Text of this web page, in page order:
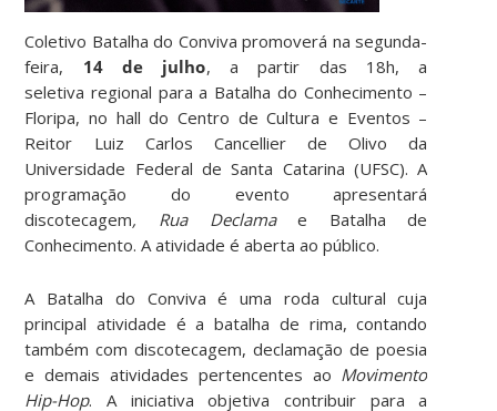
Coletivo Batalha do Conviva promoverá na segunda-
feira, 14 de julho, a partir das 18h, a
seletiva regional para a Batalha do Conhecimento –
Floripa, no hall do Centro de Cultura e Eventos –
Reitor Luiz Carlos Cancellier de Olivo da
Universidade Federal de Santa Catarina (UFSC). A
programação do evento apresentará
discotecagem, Rua Declamae Batalha de
Conhecimento. A atividade é aberta ao público.
A Batalha do Conviva é uma roda cultural cuja
principal atividade é a batalha de rima, contando
também com discotecagem, declamação de poesia
e demais atividades pertencentes ao Movimento
Hip-Hop. A iniciativa objetiva contribuir para a